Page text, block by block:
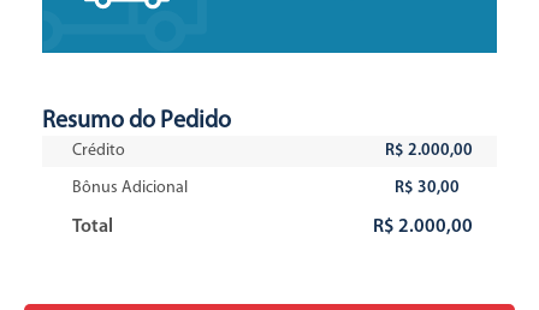
Resumo do Pedido
Crédito R$ 2.000,00
Bônus Adicional R$ 30,00
Total R$ 2.000,00